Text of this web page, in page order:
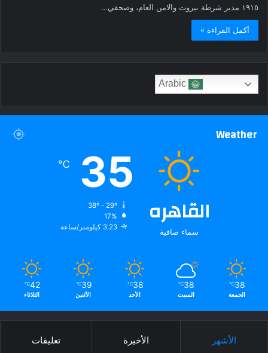
١٩١٥ مدير شرطة بيروت والامن العام، وصحفي…
أكمل القراءة »
Weather
القاهره
سماء صافية
35
℃
17%
3.23 كيلومتر/ساعة
38
℃
الجمعة
38
℃
السبت
38
℃
الأحد
39
℃
الأثنين
42
℃
الثلاثاء
الأشهر الأخيرة تعليقات